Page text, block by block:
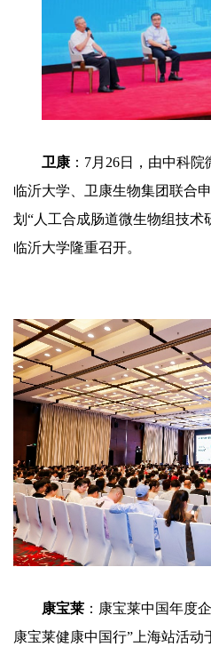
卫康 ：7月26日，由中科
临沂大学、卫康生物集团联合
划“人工合成肠道微生物组技术
临沂大学隆重召开。
康宝莱 ：康宝莱中国年度
康宝莱健康中国行”上海站活动